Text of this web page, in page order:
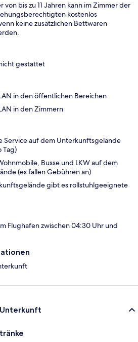
von bis zu 11 Jahren kann im Zimmer der
kostenlos
keine zusätzlichen Bettwaren
gestattet
in den öffentlichen Bereichen
in den Zimmern
Service auf dem Unterkunftsgelände
Tag)
Busse und LKW auf dem
(es fallen Gebühren an)
gibt es rollstuhlgeeignete
Flughafen zwischen 04:30 Uhr und